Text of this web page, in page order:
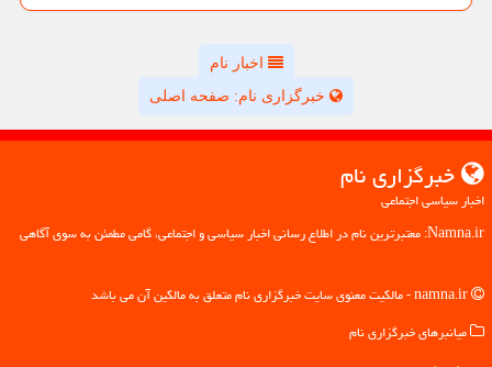
اخبار نام
خبرگزاری نام: صفحه اصلی
خبرگزاری نام
اخبار سیاسی اجتماعی
Namna.ir: معتبرترین نام در اطلاع رسانی اخبار سیاسی و اجتماعی، گامی مطمئن به سوی آگاهی
میانبرهای خبرگزاری نام